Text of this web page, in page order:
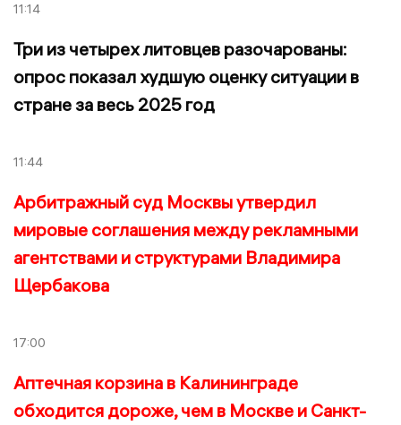
11:14
Три из четырех литовцев разочарованы:
опрос показал худшую оценку ситуации в
стране за весь 2025 год
11:44
Арбитражный суд Москвы утвердил
мировые соглашения между рекламными
агентствами и структурами Владимира
Щербакова
17:00
Аптечная корзина в Калининграде
обходится дороже, чем в Москве и Санкт-